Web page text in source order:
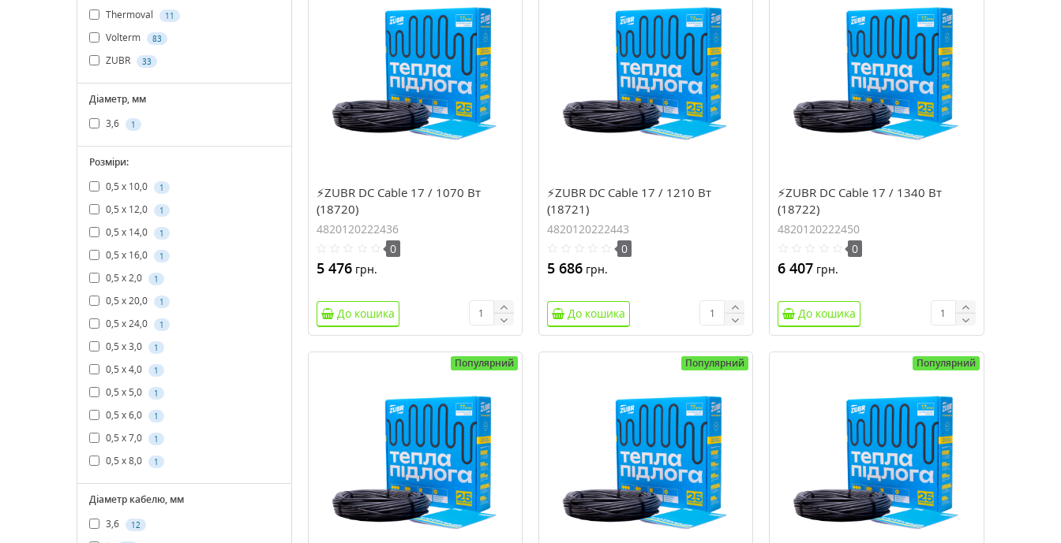
Thermoval 11
Volterm 83
ZUBR 33
Діаметр, мм
3,6
1
Розміри:
0,5 x 10,0
1
0,5 x 12,0 1
0,5 x 14,0 1
0,5 x 16,0 1
0,5 x 2,0 1
0,5 x 20,0 1
0,5 x 24,0 1
0,5 x 3,0 1
0,5 x 4,0 1
0,5 x 5,0 1
0,5 x 6,0 1
0,5 x 7,0 1
0,5 x 8,0 1
Діаметр кабелю, мм
3,6
12
⚡ZUBR DC Cable 17 / 1070 Вт
(18720)
4820120222436
0
5 476грн.
До кошика
⚡ZUBR DC Cable 17 / 1210 Вт
(18721)
4820120222443
0
5 686грн.
До кошика
⚡ZUBR DC Cable 17 / 1340 Вт
(18722)
4820120222450
0
6 407 грн.
До кошика
Популярний Популярний Популярний